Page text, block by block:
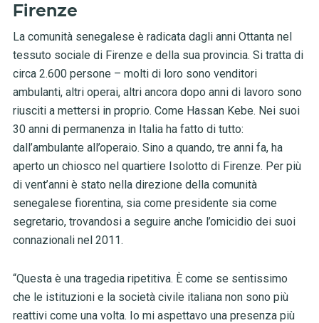
Firenze
La comunità senegalese è radicata dagli anni Ottanta nel
tessuto sociale di Firenze e della sua provincia. Si tratta di
circa 2.600 persone – molti di loro sono venditori
ambulanti, altri operai, altri ancora dopo anni di lavoro sono
riusciti a mettersi in proprio. Come Hassan Kebe. Nei suoi
30 anni di permanenza in Italia ha fatto di tutto:
dall’ambulante all’operaio. Sino a quando, tre anni fa, ha
aperto un chiosco nel quartiere Isolotto di Firenze. Per più
di vent’anni è stato nella direzione della comunità
senegalese fiorentina, sia come presidente sia come
segretario, trovandosi a seguire anche l’omicidio dei suoi
connazionali nel 2011.
“Questa è una tragedia ripetitiva. È come se sentissimo
che le istituzioni e la società civile italiana non sono più
reattivi come una volta. Io mi aspettavo una presenza più